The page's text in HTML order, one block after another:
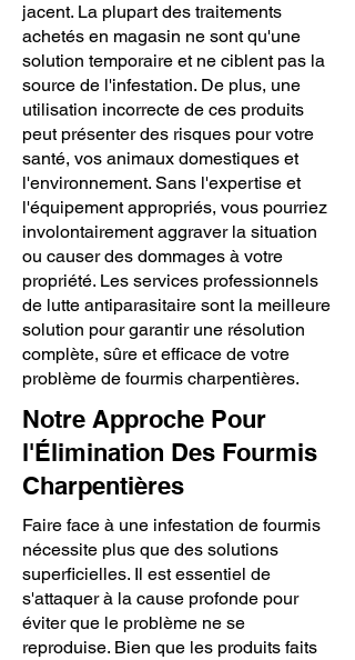
jacent. La plupart des traitements
achetés en magasin ne sont qu'une
solution temporaire et ne ciblent pas la
source de l'infestation. De plus, une
utilisation incorrecte de ces produits
peut présenter des risques pour votre
santé, vos animaux domestiques et
l'environnement. Sans l'expertise et
l'équipement appropriés, vous pourriez
involontairement aggraver la situation
ou causer des dommages à votre
propriété. Les services professionnels
de lutte antiparasitaire sont la meilleure
solution pour garantir une résolution
complète, sûre et efficace de votre
problème de fourmis charpentières.
Notre Approche Pour
l'Élimination Des Fourmis
Charpentières
Faire face à une infestation de fourmis
nécessite plus que des solutions
superficielles. Il est essentiel de
s'attaquer à la cause profonde pour
éviter que le problème ne se
reproduise. Bien que les produits faits